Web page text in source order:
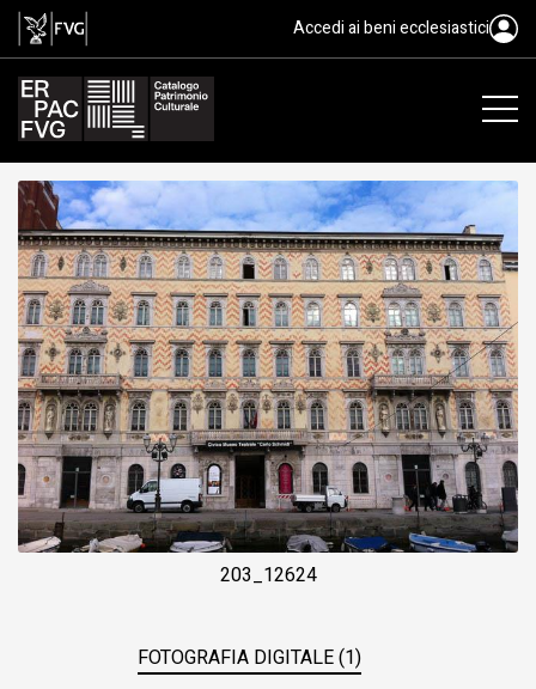
Civici musei di storia ed arte.
Accedi ai beni ecclesiastici
203_12624
FOTOGRAFIA DIGITALE (1)